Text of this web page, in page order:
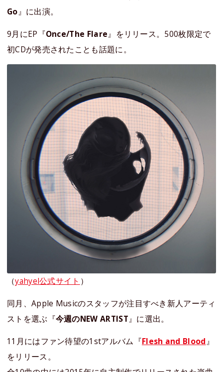
Go』に出演。
9月にEP『Once/The Flare』をリリース。500枚限定で
初CDが発売されたことも話題に。
（yahyel公式サイト ）
同月、Apple Musicのスタッフが注目すべき新人アーティ
ストを選ぶ『今週のNEW ARTIST』に選出。
11月にはファン待望の1stアルバム『Flesh and Blood』
をリリース。